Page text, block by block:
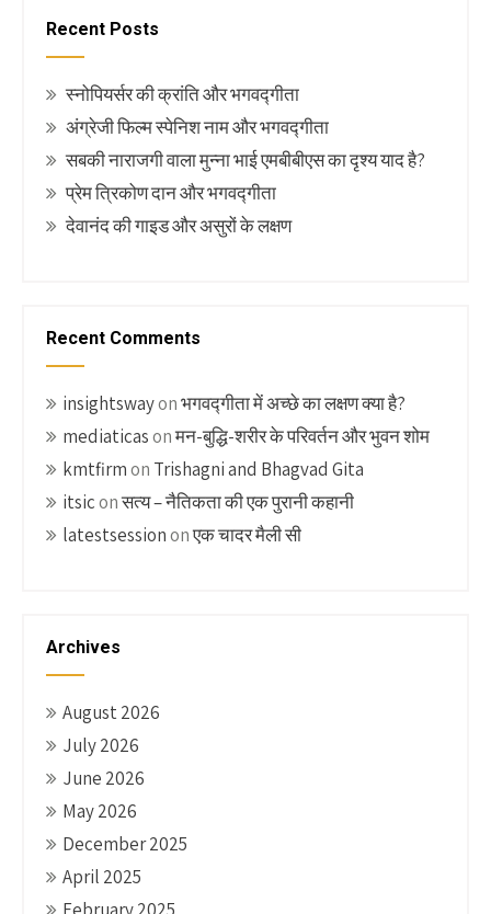
Recent Posts
स्नोपियर्सर की क्रांति और भगवद्गीता
अंग्रेजी फिल्म स्पेनिश नाम और भगवद्गीता
सबकी नाराजगी वाला मुन्ना भाई एमबीबीएस का दृश्य याद है?
प्रेम त्रिकोण दान और भगवद्गीता
देवानंद की गाइड और असुरों के लक्षण
Recent Comments
insightswayonभगवद्गीता में अच्छे का लक्षण क्या है?
mediaticasonमन-बुद्धि-शरीर के परिवर्तन और भुवन शोम
kmtfirmon Trishagni and Bhagvad Gita
itsiconसत्य – नैतिकता की एक पुरानी कहानी
latestsessiononएक चादर मैली सी
Archives
August 2026
July 2026
June 2026
May 2026
December 2025
April 2025